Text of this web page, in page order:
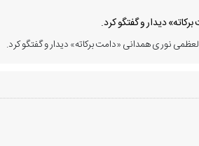
دیدار و گفتگو کرد.
نوری همدانی «دامت برکاته» دیدار و گفتگو کرد.